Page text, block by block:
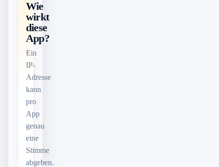
Wie
wirkt
diese
App?
Ein
IP-
Adresse
kann
pro
App
genau
eine
Stimme
abgeben.